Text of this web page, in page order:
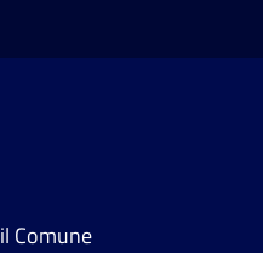
Comune